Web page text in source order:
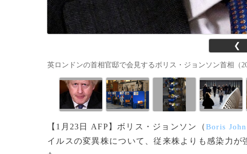
❮
英ロンドンの首相官邸で会見するボリス・ジョンソン首相（
【1月23日 AFP】ボリス・ジョンソン（Boris
イルスの変異株について、従来株よりも感染力